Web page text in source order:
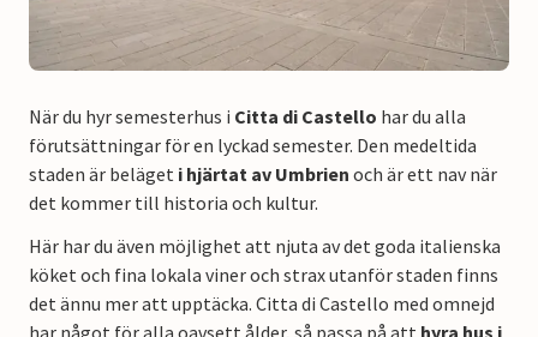
När du hyr semesterhus i Citta di Castello har du alla
förutsättningar för en lyckad semester. Den medeltida
staden är beläget i hjärtat av Umbrien och är ett nav när
det kommer till historia och kultur.
Här har du även möjlighet att njuta av det goda italienska
köket och fina lokala viner och strax utanför staden finns
det ännu mer att upptäcka. Citta di Castello med omnejd
har något för alla oavsett ålder, så passa på att hyra hus i